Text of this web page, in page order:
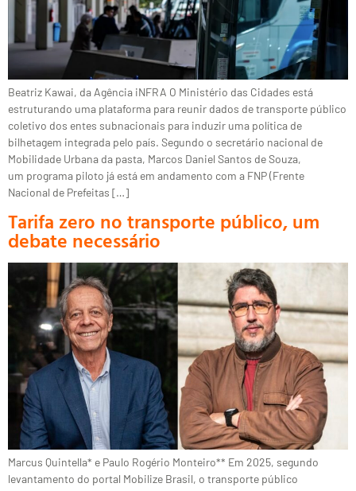
Beatriz Kawai, da Agência iNFRA O Ministério das Cidades está
estruturando uma plataforma para reunir dados de transporte público
coletivo dos entes subnacionais para induzir uma política de
bilhetagem integrada pelo país. Segundo o secretário nacional de
Mobilidade Urbana da pasta, Marcos Daniel Santos de Souza,
um programa piloto já está em andamento com a FNP (Frente
Nacional de Prefeitas […]
Tarifa zero no transporte público, um
debate necessário
Marcus Quintella* e Paulo Rogério Monteiro** Em 2025, segundo
levantamento do portal Mobilize Brasil, o transporte público